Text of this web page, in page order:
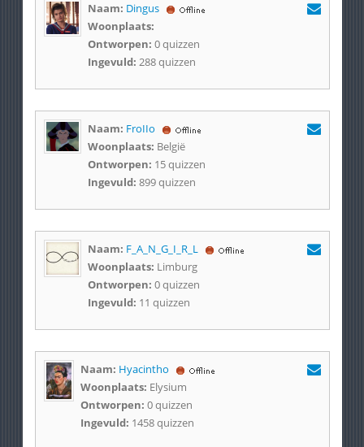
Naam: Dingus
Woonplaats:
Ontworpen: 0 quizzen
Ingevuld: 288 quizzen
Naam: FroIIo
Woonplaats: België
Ontworpen: 15 quizzen
Ingevuld: 899 quizzen
Naam: F_A_N_G_I_R_L
Woonplaats: Limburg
Ontworpen: 0 quizzen
Ingevuld: 11 quizzen
Naam: Hyacintho
Woonplaats: Elysium
Ontworpen: 0 quizzen
Ingevuld: 1458 quizzen